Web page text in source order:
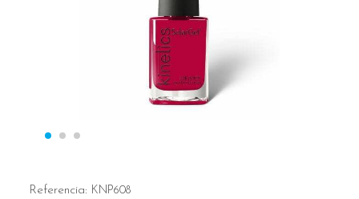
Referencia: KNP608